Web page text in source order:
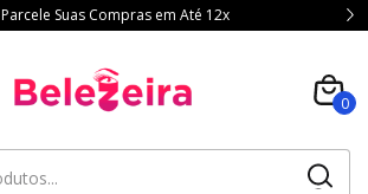
Parcele Suas Compras em Até 12x
0